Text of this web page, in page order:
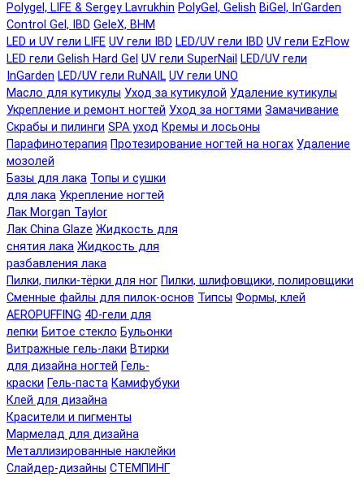
Polygel, LIFE & Sergey Lavrukhin PolyGel, Gelish BiGel, In'Garden
Control Gel, IBD GeleX, BHM
LED и UV гели LIFE UV гели IBD LED/UV гели IBD UV гели EzFlow
LED гели Gelish Hard Gel UV гели SuperNail LED/UV гели
InGarden LED/UV гели RuNAIL UV гели UNO
Масло для кутикулы Уход за кутикулой Удаление кутикулы
Укрепление и ремонт ногтей Уход за ногтями Замачивание
Скрабы и пилинги SPA уход Кремы и лосьоны
Парафинотерапия Протезирование ногтей на ногах Удаление
мозолей
Базы для лака Топы и сушки
для лака Укрепление ногтей
Лак Morgan Taylor
Лак China Glaze Жидкость для
снятия лака Жидкость для
разбавления лака
Пилки, пилки-тёрки для ног Пилки, шлифовщики, полировщики
Сменные файлы для пилок-основ Типсы Формы, клей
AEROPUFFING 4D-гели для
лепки Битое стекло Бульонки
Витражные гель-лаки Втирки
для дизайна ногтей Гель-
краски Гель-паста Камифубуки
Клей для дизайна
Красители и пигменты
Мармелад для дизайна
Металлизированные наклейки
Слайдер-дизайны СТЕМПИНГ